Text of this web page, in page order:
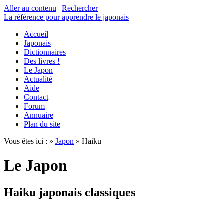
Aller au contenu | Rechercher
La référence pour apprendre le japonais
Accueil
Japonais
Dictionnaires
Des livres !
Le Japon
Actualité
Aide
Contact
Forum
Annuaire
Plan du site
Vous êtes ici : » Japon » Haiku
Le Japon
Haiku japonais classiques